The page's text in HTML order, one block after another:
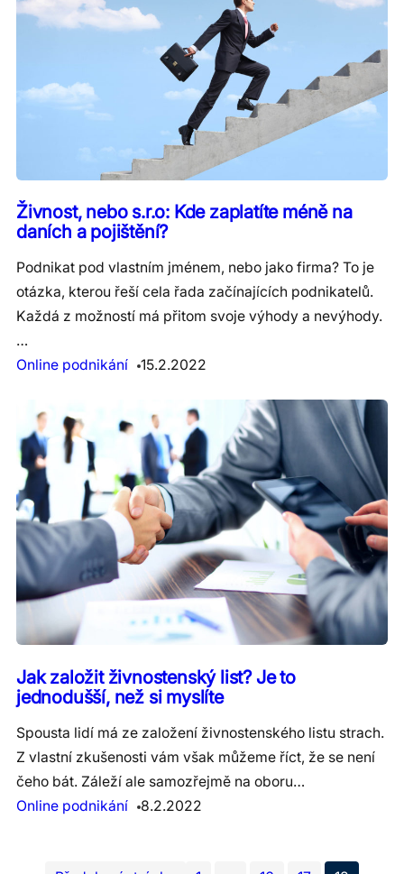
Živnost, nebo s.r.o: Kde zaplatíte méně na
daních a pojištění?
Podnikat pod vlastním jménem, nebo jako firma? To je
otázka, kterou řeší cela řada začínajících podnikatelů.
Každá z možností má přitom svoje výhody a nevýhody.
…
Online podnikání
15.2.2022
Jak založit živnostenský list? Je to
jednodušší, než si myslíte
Spousta lidí má ze založení živnostenského listu strach.
Z vlastní zkušenosti vám však můžeme říct, že se není
čeho bát. Záleží ale samozřejmě na oboru…
Online podnikání
8.2.2022